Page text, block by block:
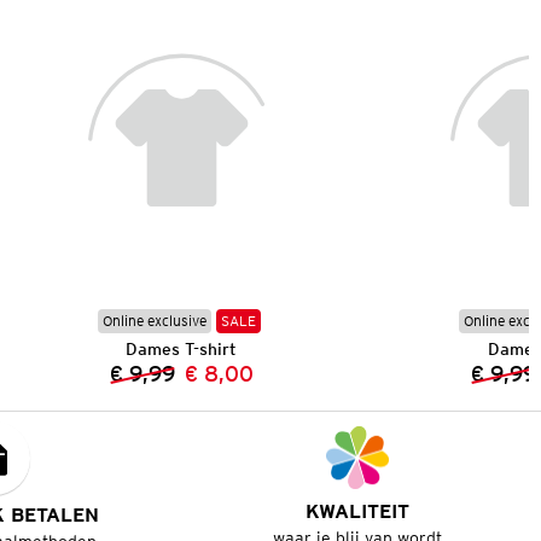
Online exclusive SALE
Dames T-shirt
Vorige prijs:
€ 9,99 Nieuwe prijs:
€ 8,00
Online
€ 9,99
BETALEN KWALITEIT